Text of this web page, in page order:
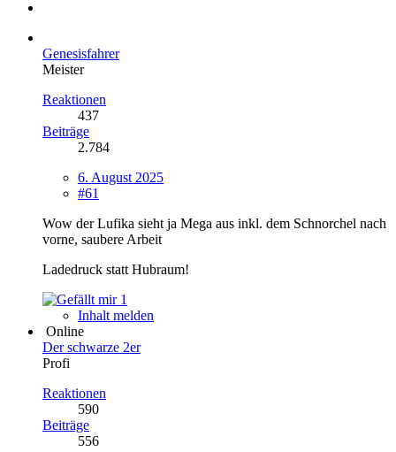
Genesisfahrer
Meister
Reaktionen
437
Beiträge
2.784
6. August 2025
#61
Wow der Lufika sieht ja Mega aus inkl. dem Schnorchel nach
vorne, saubere Arbeit
Ladedruck statt Hubraum!
1
Inhalt melden
Online
Der schwarze 2er
Profi
Reaktionen
590
Beiträge
556